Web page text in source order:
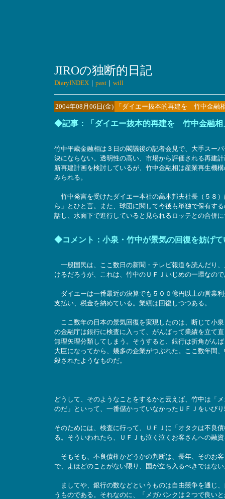
JIROの独断的日記
DiaryINDEX｜ past｜ will
2004年08月06日(金) 「ダイエー抜本的再建を 竹中金
◆記事：「ダイエー抜本的再建を 竹中金融相
竹中平蔵金融相は３日の閣議後の記者会見で、大手スー
決にならない。透明性の高い、市場から評価される再建
新再建計画を検討しているが、竹中金融相は産業再生機
みられる。
竹中発言を受けたダイエー本社の高木邦夫社長（５８
ら」とひと言。また、球団に関して今後も単独で保有す
話し、水面下で進行していると見られるロッテとの合併
◆コメント：小泉・竹中が景気の回復を妨げて
一般国民は、ここ数日の新聞・テレビ報道を読んだり
けるだろうが、これは、竹中のＵＦＪいじめの一環なの
ダイエーは一番最近の決算でも５００億円以上の営業
支払い、税金を納めている。業績は回復しつつある。
ここ数年の日本の景気回復を実現したのは、断じて小
の金融庁は銀行に検査に入って、がんばって業績を立て
無理矢理分類してしまう。そうすると、銀行は折角がん
大臣になってから、幾多の企業がつぶれた。ここ数年間
殺されたようなものだ。
どうして、そのようなことをするかと云えば、竹中は「
のだ」といって、一番儲かっていなかったＵＦＪをいび
そのためには、検査に行って、ＵＦＪに「オタクは不良
る。そういわれたら、ＵＦＪも泣く泣くお客さんへの融
そもそも、不良債権かどうかの判断は、長年、そのお
で、よほどのことがない限り、国が立ち入るべきではない
ましてや、銀行の数などというものは自由競争を通じ
うものである。それなのに、「メガバンクは２つで良い